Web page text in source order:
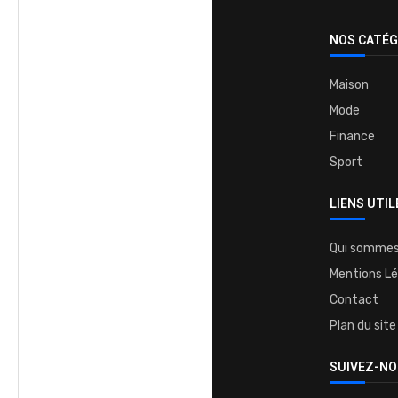
NOS
Maison
Mode
Finance
Sport
LIENS
Qui
Mentions
Contact
Plan du site
SUIVEZ-